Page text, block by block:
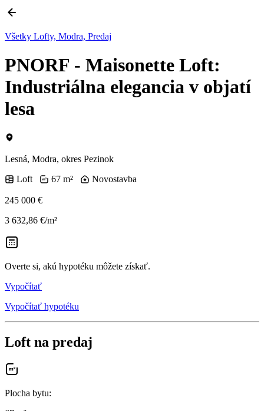
Všetky Lofty, Modra, Predaj
PNORF - Maisonette Loft:
Industriálna elegancia v objatí
lesa
Lesná, Modra, okres Pezinok
Loft
67 m² Novostavba
245 000 €
3 632,86 €/m²
Overte si, akú hypotéku môžete získať.
Vypočítať
Vypočítať hypotéku
Loft na predaj
Plocha bytu: